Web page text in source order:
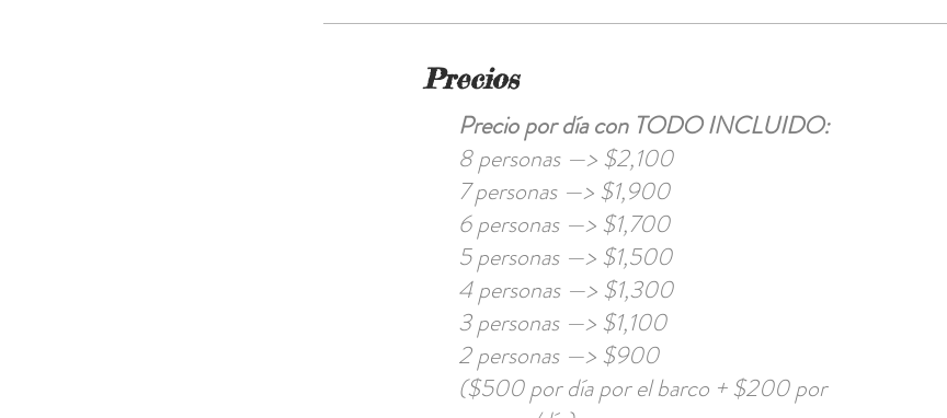
Precios
Precio por día con TODO INCLUIDO:
8 personas —> $2,100
7 personas —> $1,900
6 personas —> $1,700
5 personas —> $1,500
4 personas —> $1,300
3 personas —> $1,100
2 personas —> $900
($500 por día por el barco + $200 por